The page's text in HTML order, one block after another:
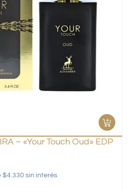
– «Your Touch Oud» EDP
$4.330 sin interés